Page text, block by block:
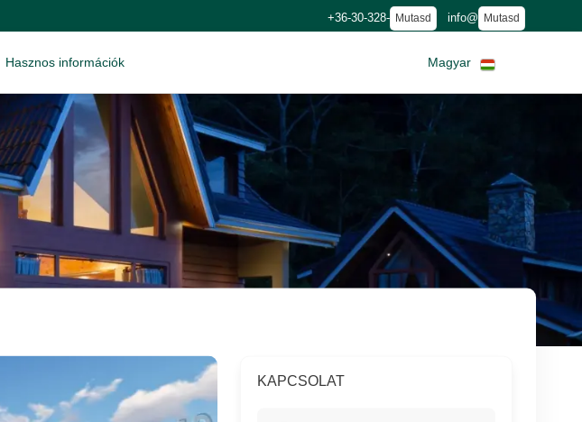
+36-30-328- Mutasd info@ Mutasd
Hasznos információk Magyar
KAPCSOLAT